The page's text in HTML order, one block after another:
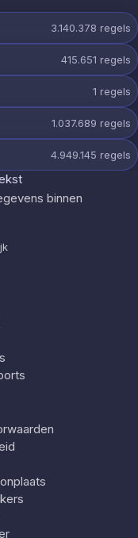
3.140.378 regels
415.651 regels
1 regels
1.037.689 regels
4.949.145 regels
binnen